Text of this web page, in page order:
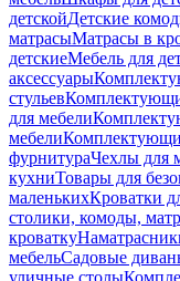
детскойДетские
матрасыМатрасы в
детскиеМебель для
аксессуары
стульев
для мебели
мебели
фурнитураЧехлы для
кухниТовары для
маленькихКроватки
столики, комоды,
кроватку
мебельСадовые
уличные столы